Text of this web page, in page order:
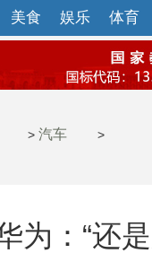
美食 娱乐 体育
> 汽车 >
为：“还